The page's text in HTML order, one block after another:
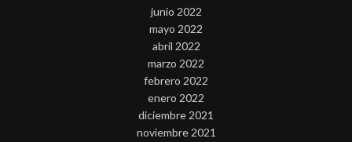
junio 2022
mayo 2022
abril 2022
marzo 2022
febrero 2022
enero 2022
diciembre 2021
noviembre 2021